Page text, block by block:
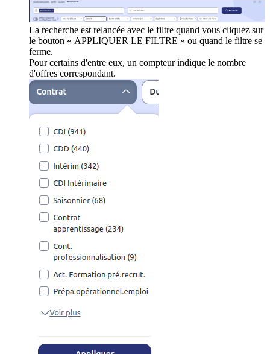
La recherche est relancée avec le filtre quand vous cliquez sur
le bouton « APPLIQUER LE FILTRE » ou quand le filtre se
ferme.
Pour certains d'entre eux, un compteur indique le nombre
d'offres correspondant.